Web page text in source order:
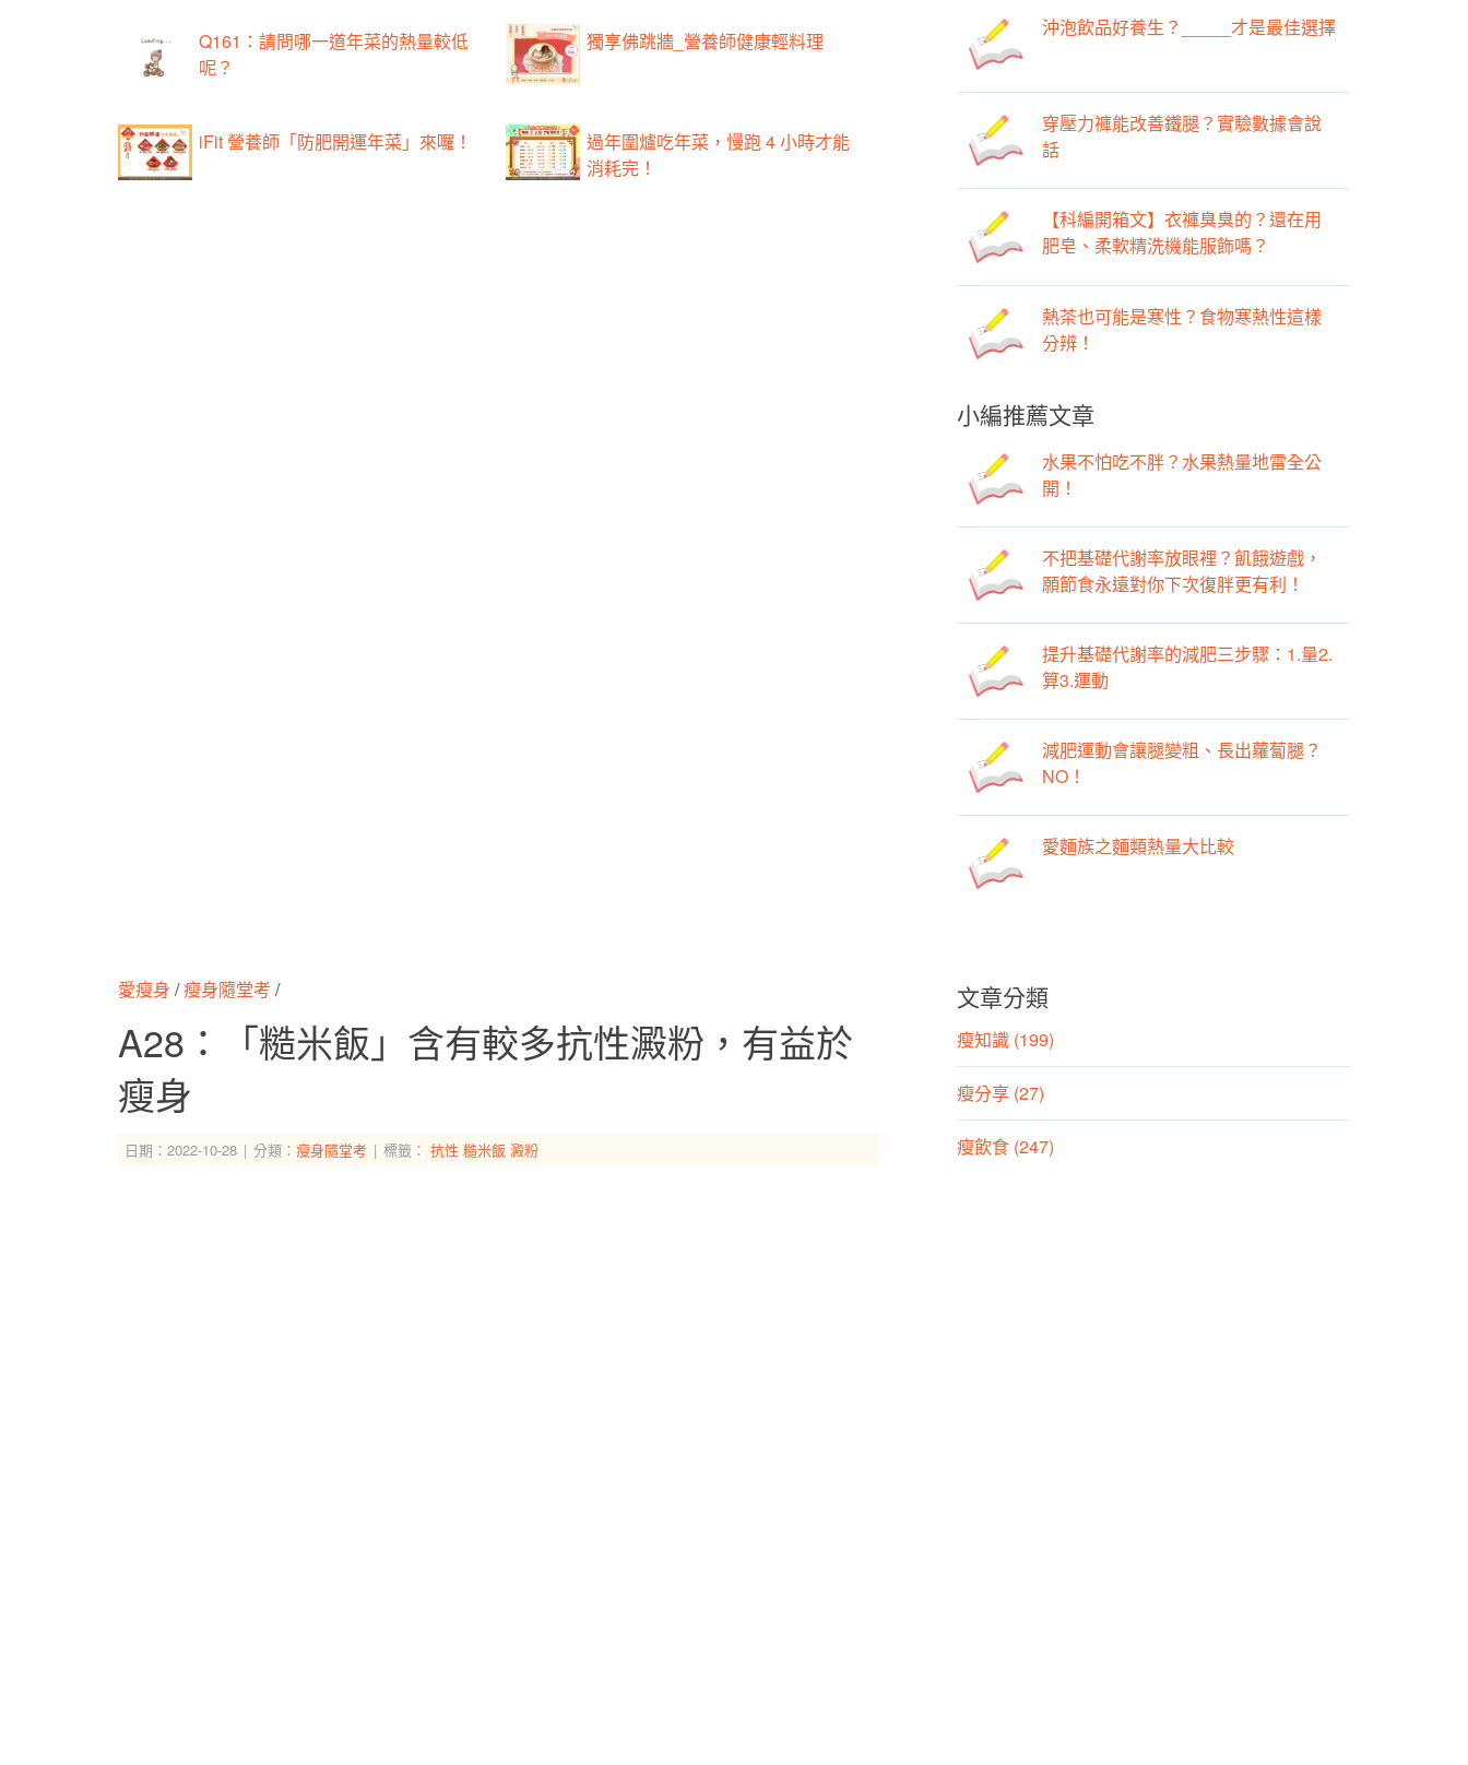
Q161：請問哪一道年菜的熱量較低
呢？
獨享佛跳牆_營養師健康輕料理
iFit 營養師「防肥開運年菜」來囉！
過年圍爐吃年菜，慢跑 4 小時才能
消耗完！
沖泡飲品好養生？_____才是最佳選擇
穿壓力褲能改善鐵腿？實驗數據會說
話
【科編開箱文】衣褲臭臭的？還在用
肥皂、柔軟精洗機能服飾嗎？
熱茶也可能是寒性？食物寒熱性這樣
分辨！
小編推薦文章
水果不怕吃不胖？水果熱量地雷全公
開！
不把基礎代謝率放眼裡？飢餓遊戲，
願節食永遠對你下次復胖更有利！
提升基礎代謝率的減肥三步驟：1.量2.
算3.運動
減肥運動會讓腿變粗、長出蘿蔔腿？
NO！
愛麵族之麵類熱量大比較
愛瘦身 /瘦身隨堂考 /
A28：「糙米飯」含有較多抗性澱粉，有益於
瘦身
日期：2022-10-28 分類： 瘦身隨堂考 標籤： 抗性 糙米飯 澱粉
文章分類
瘦知識 (199)
瘦分享 (27)
瘦飲食 (247)